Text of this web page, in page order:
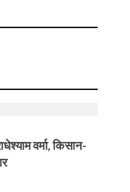
वर्मा, किसान-